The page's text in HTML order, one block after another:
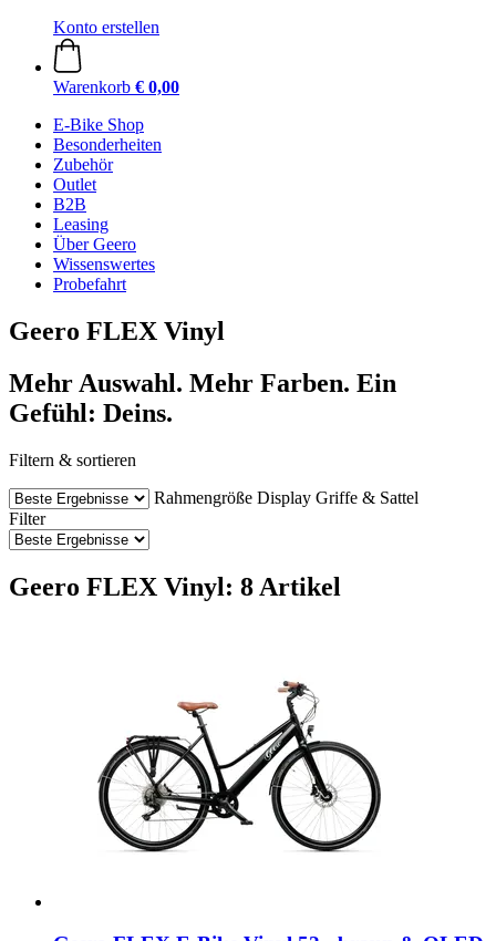
Konto erstellen
Warenkorb € 0,00
E-Bike Shop
Besonderheiten
Zubehör
Outlet
B2B
Leasing
Über Geero
Wissenswertes
Probefahrt
Geero FLEX Vinyl
Mehr Auswahl. Mehr Farben. Ein
Gefühl: Deins.
Filtern & sortieren
Rahmengröße Display Griffe & Sattel
Filter
Geero FLEX Vinyl: 8 Artikel